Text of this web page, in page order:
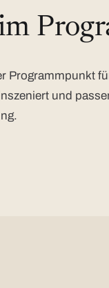
Programmpunkt
und